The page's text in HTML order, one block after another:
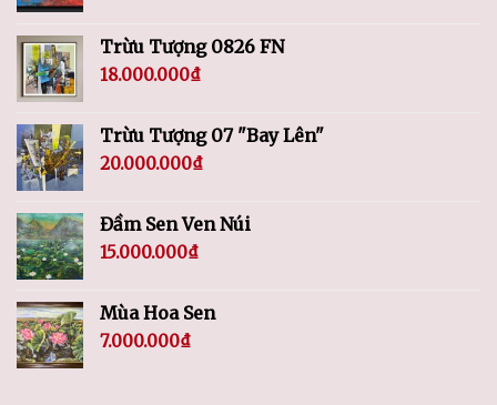
Trừu Tượng 0826 FN
18.000.000₫
Trừu Tượng 07 "Bay Lên"
20.000.000₫
Đầm Sen Ven Núi
15.000.000₫
Mùa Hoa Sen
7.000.000₫